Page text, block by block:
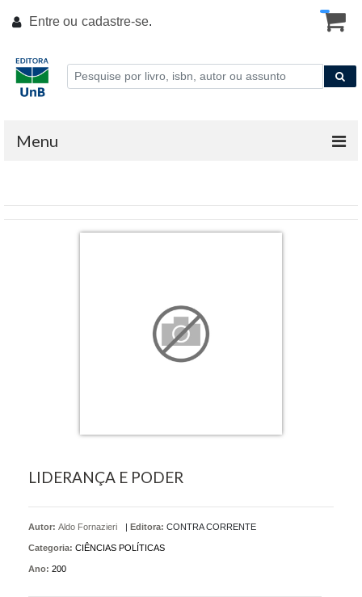
Entre ou cadastre-se.
Menu
LIDERANÇA E PODER
Autor: Aldo Fornazieri | Editora: CONTRA CORRENTE
Categoria: CIÊNCIAS POLÍTICAS
Ano: 200